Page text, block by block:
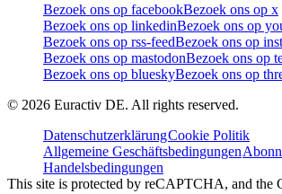
Bezoek ons op facebookBezoek ons op x
Bezoek ons op linkedinBezoek ons op
Bezoek ons op rss-feedBezoek ons op
Bezoek ons op mastodonBezoek ons op
Bezoek ons op blueskyBezoek ons op
© 2026 Euractiv DE. All rights reserved.
DatenschutzerklärungCookie Politik
Allgemeine Geschäftsbedingungen
Handelsbedingungen
This site is protected by reCAPTCHA, and the